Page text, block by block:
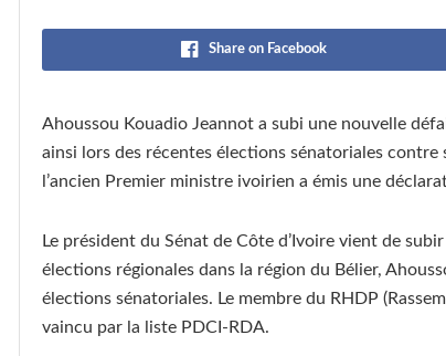
Share on Facebook
Ahoussou Kouadio Jeannot a subi une nouvelle
ainsi lors des récentes élections sénatoriales
l’ancien Premier ministre ivoirien a émis une
Le président du Sénat de Côte d’Ivoire vient de
élections régionales dans la région du Bélier,
élections sénatoriales. Le membre du RHDP
vaincu par la liste PDCI-RDA.